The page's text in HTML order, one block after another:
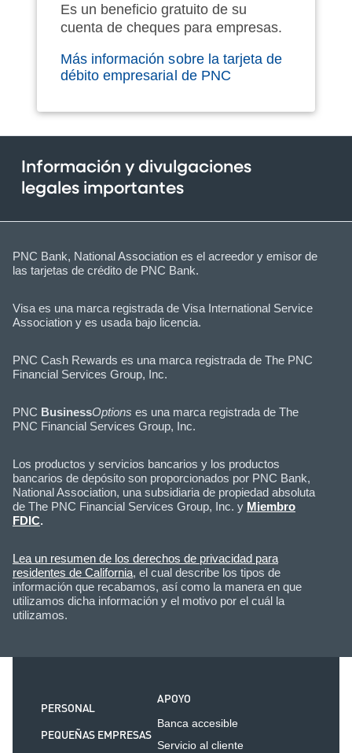
Es un beneficio gratuito de su
cuenta de cheques para empresas.
Más información sobre la tarjeta de
débito empresarial de PNC
Información y divulgaciones
legales importantes
PNC Bank, National Association es el acreedor y emisor de
las tarjetas de crédito de PNC Bank.
Visa es una marca registrada de Visa International Service
Association y es usada bajo licencia.
PNC Cash Rewards es una marca registrada de The PNC
Financial Services Group, Inc.
PNC BusinessOptions es una marca registrada de The
PNC Financial Services Group, Inc.
Los productos y servicios bancarios y los productos
bancarios de depósito son proporcionados por PNC Bank,
National Association, una subsidiaria de propiedad absoluta
de The PNC Financial Services Group, Inc. y Miembro
FDIC.
Lea un resumen de los derechos de privacidad para
residentes de California, el cual describe los tipos de
información que recabamos, así como la manera en que
utilizamos dicha información y el motivo por el cuál la
utilizamos.
PERSONAL
PEQUEÑAS EMPRESAS
APOYO
Banca accesible
Servicio al cliente